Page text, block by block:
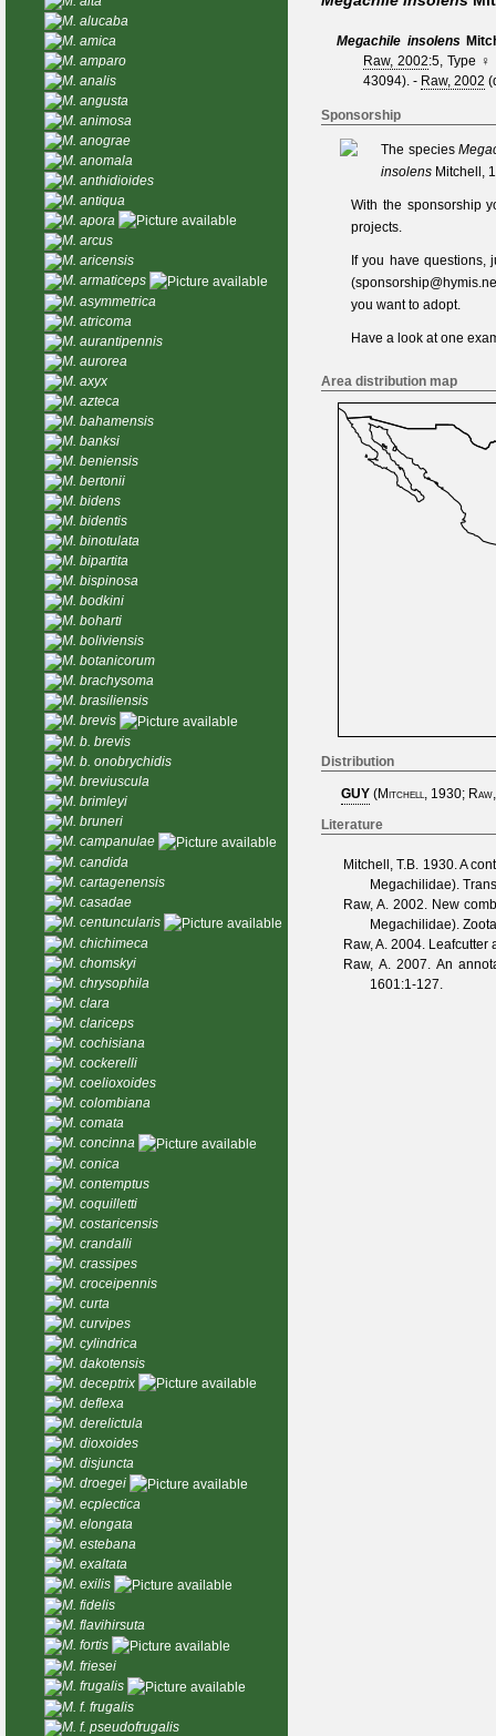
Megachile insolens
Raw, 2002:5, Type ♀
43094). - Raw, 2002
Sponsorship
The species
insolens Mitchell,
With the sponsorship
projects.
If you have
(
you want to adopt.
Have a look at one
Area distribution map
Distribution
GUY (Mitchell, 1930;
Literature
Mitchell, T.B. 1930. A
Megachilidae).
Raw, A. 2002. New
Megachilidae).
Raw, A. 2004. Leafcutter
Raw, A.2007. An
1601:1-127.
M. alucaba
M. amica
M. amparo
M. analis
M. angusta
M. animosa
M. anograe
M. anomala
M. anthidioides
M. antiqua
M. apora
M. arcus
M. aricensis
M. armaticeps
M. asymmetrica
M. atricoma
M. aurantipennis
M. aurorea
M. axyx
M. azteca
M. bahamensis
M. banksi
M. beniensis
M. bertonii
M. bidens
M. bidentis
M. binotulata
M. bipartita
M. bispinosa
M. bodkini
M. boharti
M. boliviensis
M. botanicorum
M. brachysoma
M. brasiliensis
M. brevis
M. b. brevis
M. b. onobrychidis
M. breviuscula
M. brimleyi
M. bruneri
M. campanulae
M. candida
M. cartagenensis
M. casadae
M. centuncularis
M. chichimeca
M. chomskyi
M. chrysophila
M. clara
M. clariceps
M. cochisiana
M. cockerelli
M. coelioxoides
M. colombiana
M. comata
M. concinna
M. conica
M. contemptus
M. coquilletti
M. costaricensis
M. crandalli
M. crassipes
M. croceipennis
M. curta
M. curvipes
M. cylindrica
M. dakotensis
M. deceptrix
M. deflexa
M. derelictula
M. dioxoides
M. disjuncta
M. droegei
M. ecplectica
M. elongata
M. estebana
M. exaltata
M. exilis
M. fidelis
M. flavihirsuta
M. fortis
M. friesei
M. frugalis
M. f. frugalis
M. f. pseudofrugalis